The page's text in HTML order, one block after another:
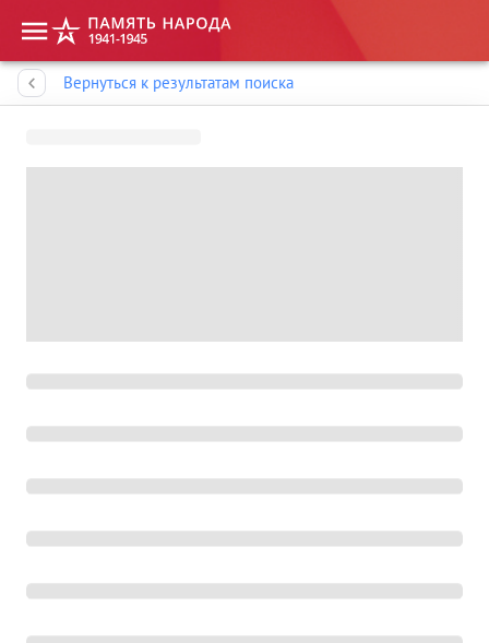
Вернуться к результатам поиска
Память народа